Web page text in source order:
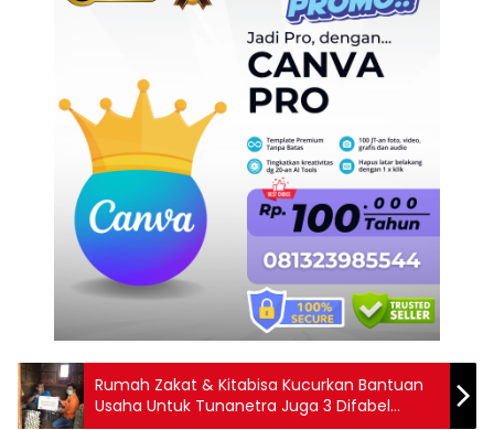
Rumah Zakat & Kitabisa Kucurkan Bantuan
Usaha Untuk Tunanetra Juga 3 Difabel